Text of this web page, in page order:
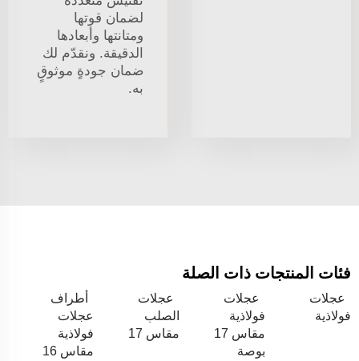
لضمان قوتها
ومتانتها وأبعادها
الدقيقة. ونقدّم لك
ضمان جودةٍ موثوقٍ
به.
فئات المنتجات ذات الصلة
عجلات
فولاذية
عجلات
فولاذية
مقاس 17
بوصة
عجلات
الصلب
مقاس 17
أطراف
عجلات
فولاذية
مقاس 16